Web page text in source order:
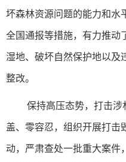
坏森林资源问题的能力和水
全国通报等措施，有力推动
湿地、破坏自然保护地以及
整改。
保持高压态势，打击
盖、零容忍，组织开展打击
动，严肃查处一批重大案件